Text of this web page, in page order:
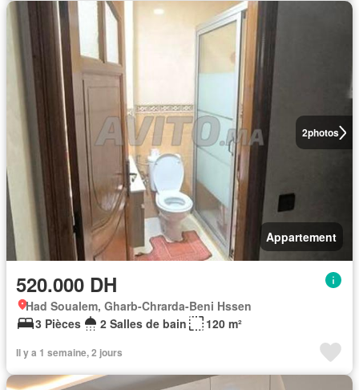
2photos
Appartement
520.000 DH
Had Soualem, Gharb-Chrarda-Beni Hssen
3 Pièces
2 Salles de bain 120 m²
Il y a 1 semaine, 2 jours